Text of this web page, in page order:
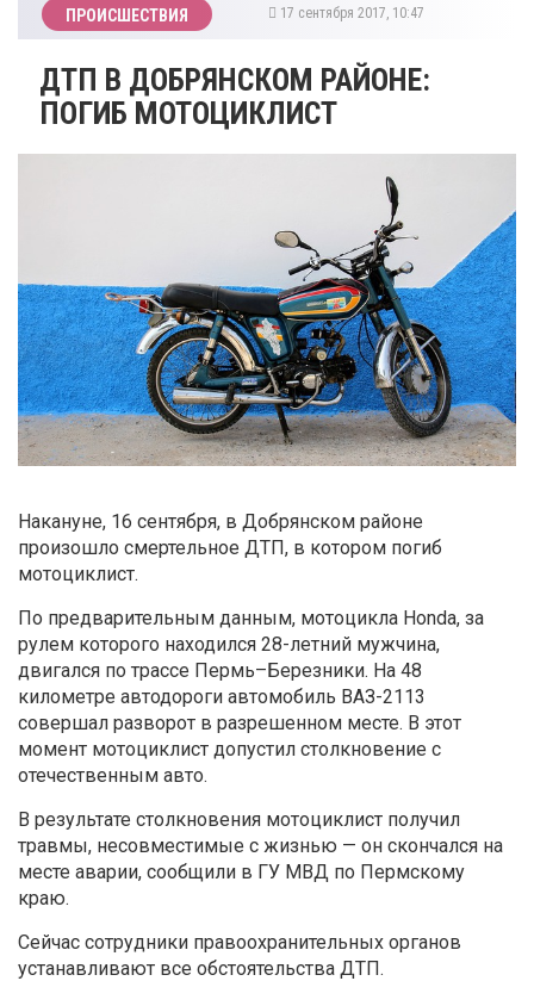
ПРОИСШЕСТВИЯ 17 сентября 2017, 10:47
ДТП В ДОБРЯНСКОМ РАЙОНЕ:
ПОГИБ МОТОЦИКЛИСТ
Накануне, 16 сентября, в Добрянском районе
произошло смертельное ДТП, в котором погиб
мотоциклист.
По предварительным данным, мотоцикла Honda, за
рулем которого находился 28-летний мужчина,
двигался по трассе Пермь–Березники. На 48
километре автодороги автомобиль ВАЗ-2113
совершал разворот в разрешенном месте. В этот
момент мотоциклист допустил столкновение с
отечественным авто.
В результате столкновения мотоциклист получил
травмы, несовместимые с жизнью — он скончался на
месте аварии, сообщили в ГУ МВД по Пермскому
краю.
Сейчас сотрудники правоохранительных органов
устанавливают все обстоятельства ДТП.